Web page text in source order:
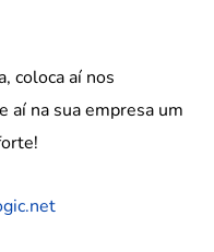
coloca aí nos
aí na sua empresa um